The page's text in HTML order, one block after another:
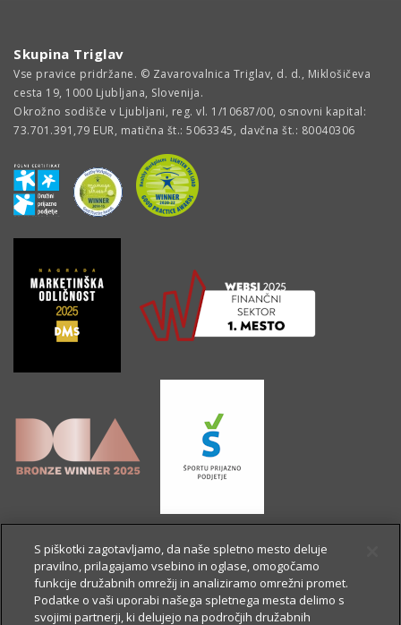
Skupina Triglav
Vse pravice pridržane. © Zavarovalnica Triglav, d. d., Miklošičeva
cesta 19, 1000 Ljubljana, Slovenija.
Okrožno sodišče v Ljubljani, reg. vl. 1/10687/00, osnovni kapital:
73.701.391,79 EUR, matična št.: 5063345, davčna št.: 80040306
S piškotki zagotavljamo, da naše spletno mesto deluje
pravilno, prilagajamo vsebino in oglase, omogočamo
funkcije družabnih omrežij in analiziramo omrežni promet.
Podatke o vaši uporabi našega spletnega mesta delimo s
svojimi partnerji, ki delujejo na področjih družabnih